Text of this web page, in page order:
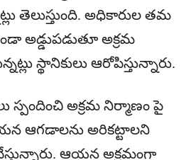
తెలుస్తుంది. అధికారుల తమ
అడ్డుపడుతూ అక్రమ
స్థానికులు ఆరోపిస్తున్నారు.
స్పందించి అక్రమ నిర్మాణం పై
ఆగడాలను అరికట్టాలని
ఆయన అక్రమంగా